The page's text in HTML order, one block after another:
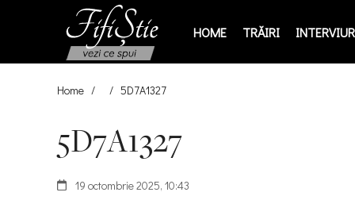
HOME TRĂIRI
Home / / 5D7A1327
5D7A1327
19 octombrie 2025, 10:43